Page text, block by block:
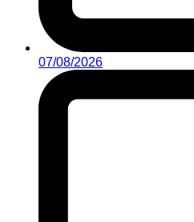
07/08/2026